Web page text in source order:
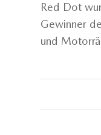
Red Dot
Gewinner
und